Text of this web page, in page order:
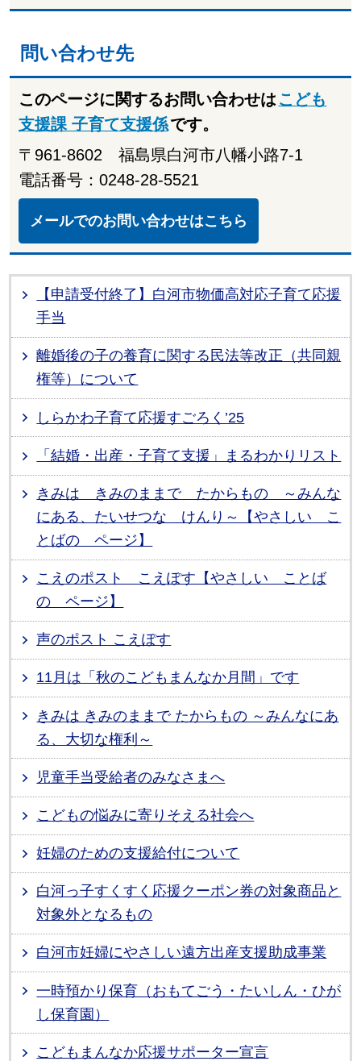
問い合わせ先
このページに関するお問い合わせは こども
支援課 子育て支援係です。
〒961-8602 福島県白河市八幡小路7-1
電話番号：0248-28-5521
メールでのお問い合わせはこちら
【申請受付終了】白河市物価高対応子育て応援
手当
離婚後の子の養育に関する民法等改正（共同親
権等）について
しらかわ子育て応援すごろく’25
「結婚・出産・子育て支援」まるわかりリスト
きみは きみのままで たからもの ～みんな
にある、たいせつな けんり～【やさしい こ
とばの ページ】
こえのポスト こえぽす【やさしい ことば
の ページ】
声のポスト こえぽす
11月は「秋のこどもまんなか月間」です
きみは きみのままで たからもの ～みんなにあ
る、大切な権利～
児童手当受給者のみなさまへ
こどもの悩みに寄りそえる社会へ
妊婦のための支援給付について
白河っ子すくすく応援クーポン券の対象商品と
対象外となるもの
白河市妊婦にやさしい遠方出産支援助成事業
一時預かり保育（おもてごう・たいしん・ひが
し保育園）
こどもまんなか応援サポーター宣言